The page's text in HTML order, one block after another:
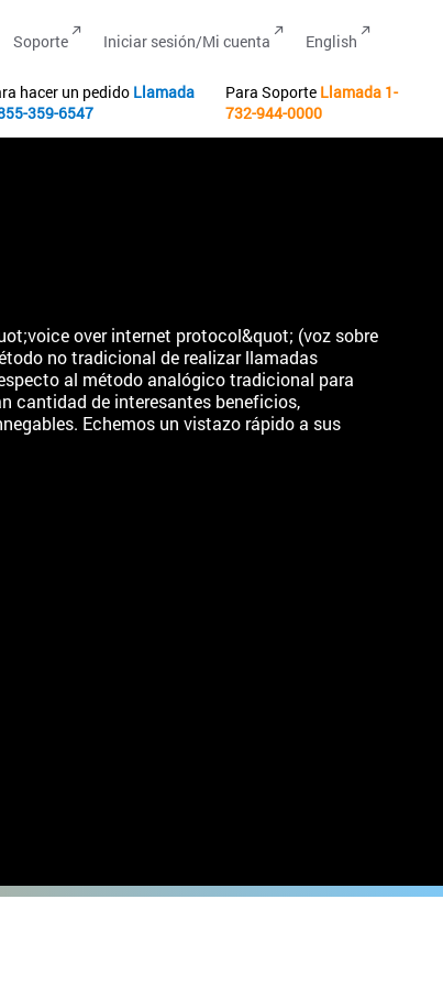
hacer un pedidoLlamada
359-6547
Para SoporteLlamada 1-
732-944-0000
Soporte Iniciar sesión/Mi cuenta English
over internet protocol&quot; (voz sobre
no tradicional de realizar llamadas
al método analógico tradicional para
cantidad de interesantes beneficios,
Echemos un vistazo rápido a sus